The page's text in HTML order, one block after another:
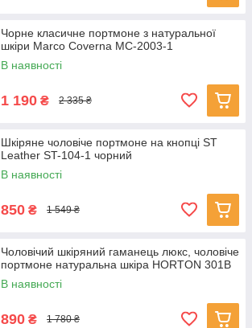
Чорне класичне портмоне з натуральної
шкіри Marco Coverna MC-2003-1
В наявності
1 190 ₴ 2 335 ₴
Шкіряне чоловіче портмоне на кнопці ST
Leather ST-104-1 чорний
В наявності
850 ₴ 1 549 ₴
Чоловічий шкіряний гаманець люкс, чоловіче
портмоне натуральна шкіра HORTON 301B
В наявності
890 ₴ 1 780 ₴